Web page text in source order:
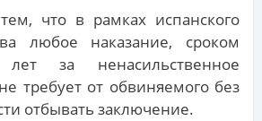
что в рамках испанского
любое наказание, сроком
за ненасильственное
требует от обвиняемого без
отбывать заключение.